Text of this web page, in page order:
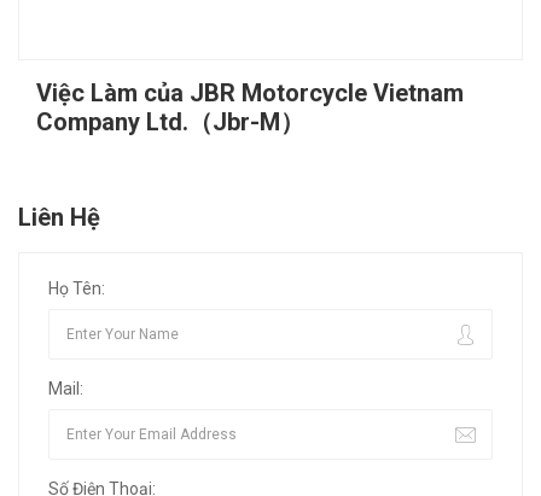
Việc Làm của JBR Motorcycle Vietnam
Company Ltd.（Jbr-M）
Liên Hệ
Họ Tên:
Mail:
Số Điện Thoại: